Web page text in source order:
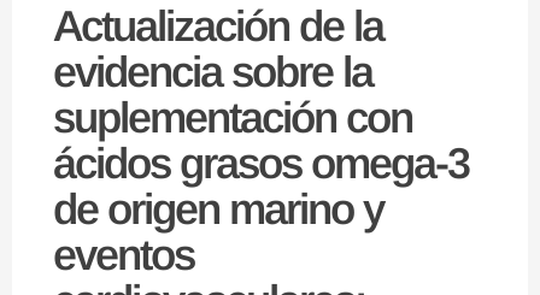
Actualización de la
evidencia sobre la
suplementación con
ácidos grasos omega-3
de origen marino y
eventos